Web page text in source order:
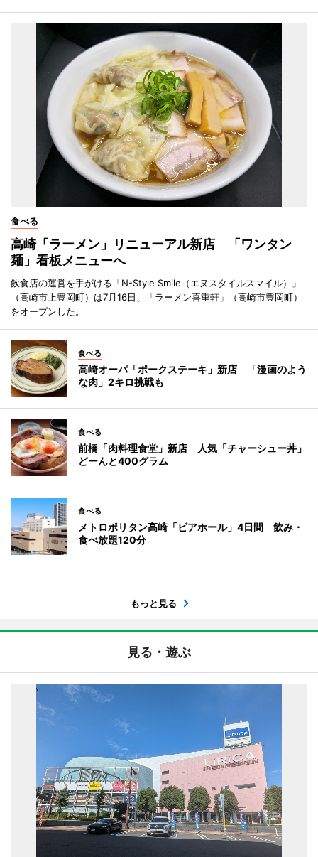
食べる
高崎「ラーメン」リニューアル新店 「ワンタン
麺」看板メニューへ
飲食店の運営を手がける「N-Style Smile（エヌスタイルスマイル）」
（高崎市上豊岡町）は7月16日、「ラーメン喜重軒」（高崎市豊岡町）
をオープンした。
食べる
高崎オーパ「ポークステーキ」新店 「漫画のよう
な肉」2キロ挑戦も
食べる
前橋「肉料理食堂」新店 人気「チャーシュー丼」
どーんと400グラム
食べる
メトロポリタン高崎「ビアホール」4日間 飲み・
食べ放題120分
もっと見る
見る・遊ぶ